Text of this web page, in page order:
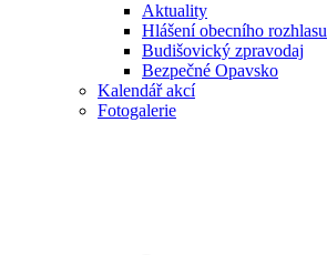
Aktuality
Hlášení obecního rozhlasu
Budišovický zpravodaj
Bezpečné Opavsko
Kalendář akcí
Fotogalerie